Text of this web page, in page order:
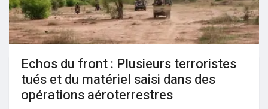
Echos du front : Plusieurs terroristes
tués et du matériel saisi dans des
opérations aéroterrestres